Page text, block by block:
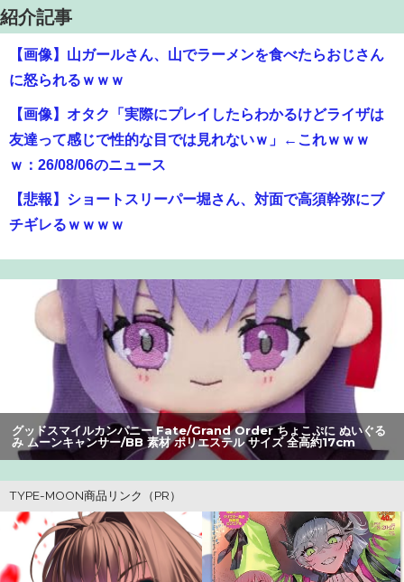
紹介記事
【画像】山ガールさん、山でラーメンを食べたらおじさん
に怒られるｗｗｗ
【画像】オタク「実際にプレイしたらわかるけどライザは
友達って感じで性的な目では見れないｗ」←これｗｗｗ
ｗ：26/08/06のニュース
【悲報】ショートスリーパー堀さん、対面で高須幹弥にブ
チギレるｗｗｗｗ
【爆笑】最近のオスガキ、名前がダサすぎるｗｗｗｗ ：
26/08/05のニュース
【衝撃】ワイのパッパ、会社でナンバーツーになった結果
ｗｗｗｗｗｗｗｗｗｗ
【画像】美人すぎる女医、ガチで見つかる。めちゃくちゃ
いいべｗｗｗｗ ：26/08/04のニュース
女性「レイプされました」検事「嘘では？」女性「傷つい
たので訴えます」
【朗報】アマガミの棚町薫さん、最新絵でめっちゃ可愛く
なる：26/08/03のニュース
ホリエモン「面接でさ、納豆パックの薄いフィルムって何
グッドスマイルカンパニー Fate/Grand Order ちょこぷに ぬいぐる
み ムーンキャンサー/BB 素材 ポリエステル サイズ 全高約17cm